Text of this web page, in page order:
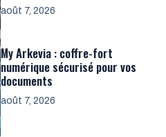
août 7, 2026
My Arkevia : coffre-fort
numérique sécurisé pour vos
documents
août 7, 2026